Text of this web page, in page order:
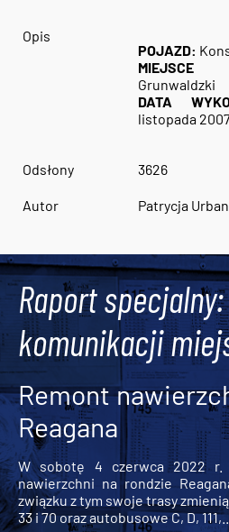
Opis
POJAZD:
MIEJSCE
Grunwaldzki
DATA
listopada
Odsłony 3626
Autor Patrycja
Raport
komunikacji
Remont
Reagana
W sobotę 4 czerwca 2022 r.
nawierzchni na rondzie
związku z tym swoje trasy
33 i 70 oraz autobusowe C, D, 111,...